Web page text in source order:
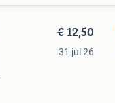
€ 12,50
31 jul 26